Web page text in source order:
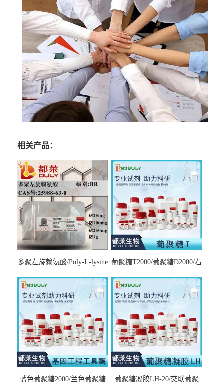
相关产品：
多聚左旋赖氨酸/Poly-L-lysine
7000，分子量7000-15000，分
子量2万～4万，分子量3～7
万，分子量7～15万，分子量
15～30万
葡聚糖T2000/葡聚糖D2000/右
蓝色葡聚糖2000/兰色葡聚糖
葡聚糖凝胶LH-20/交联葡聚